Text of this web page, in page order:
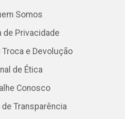
Somos
de Privacidade
e Devolução
de Ética
Conosco
Transparência